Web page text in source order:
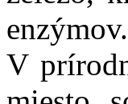
enzýmov.
V